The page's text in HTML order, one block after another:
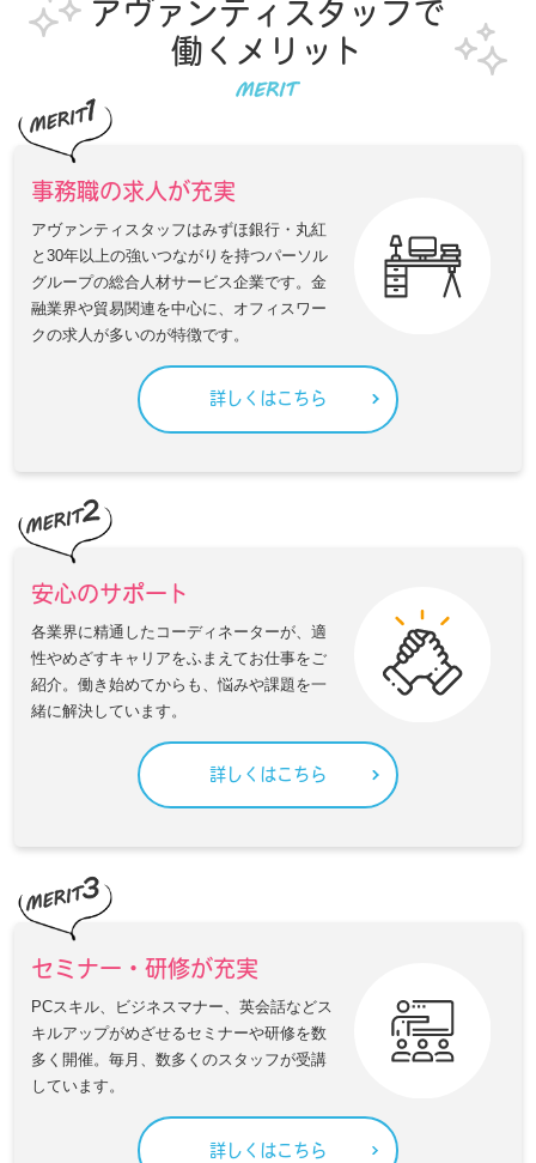
アヴァンティスタッフで
働くメリット
事務職の求人が充実
アヴァンティスタッフはみずほ銀行・丸紅
と30年以上の強いつながりを持つパーソル
グループの総合人材サービス企業です。金
融業界や貿易関連を中心に、オフィスワー
クの求人が多いのが特徴です。
詳しくはこちら
安心のサポート
各業界に精通したコーディネーターが、適
性やめざすキャリアをふまえてお仕事をご
紹介。働き始めてからも、悩みや課題を一
緒に解決しています。
詳しくはこちら
セミナー・研修が充実
PCスキル、ビジネスマナー、英会話などス
キルアップがめざせるセミナーや研修を数
多く開催。毎月、数多くのスタッフが受講
しています。
詳しくはこちら